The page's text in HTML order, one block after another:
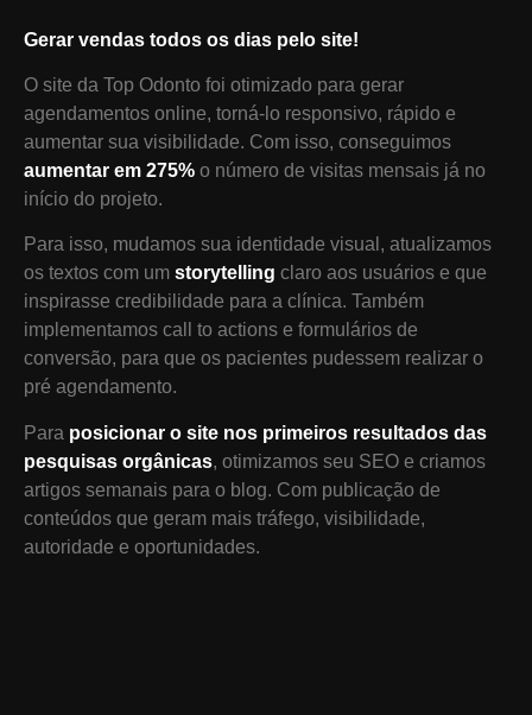
Gerar vendas todos os dias pelo site!
O site da Top Odonto foi otimizado para gerar
agendamentos online, torná-lo responsivo, rápido e
aumentar sua visibilidade. Com isso, conseguimos
aumentar em 275% o número de visitas mensais já no
início do projeto.
Para isso, mudamos sua identidade visual, atualizamos
os textos com um storytelling claro aos usuários e que
inspirasse credibilidade para a clínica. Também
implementamos call to actions e formulários de
conversão, para que os pacientes pudessem realizar o
pré agendamento.
Para posicionar o site nos primeiros resultados das
pesquisas orgânicas, otimizamos seu SEO e criamos
artigos semanais para o blog. Com publicação de
conteúdos que geram mais tráfego, visibilidade,
autoridade e oportunidades.